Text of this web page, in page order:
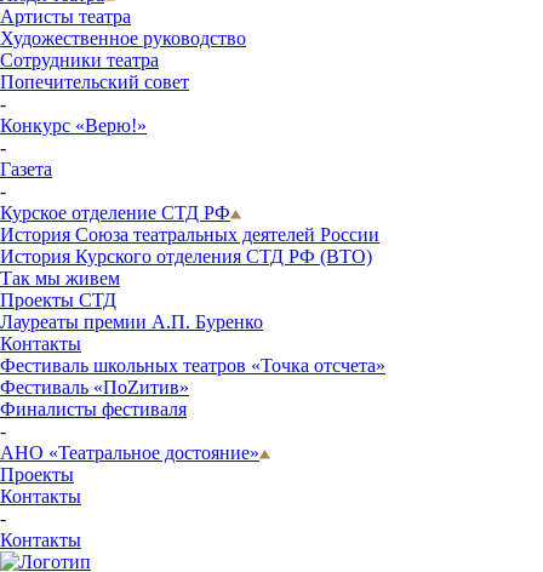
Артисты театра
Художественное руководство
Сотрудники театра
Попечительский совет
-
Конкурс «Верю!»
-
Газета
-
Курское отделение СТД РФ
История Союза театральных деятелей России
История Курского отделения СТД РФ (ВТО)
Так мы живем
Проекты СТД
Лауреаты премии А.П. Буренко
Контакты
Фестиваль школьных театров «Точка отсчета»
Фестиваль «ПоZитив»
Финалисты фестиваля
-
АНО «Театральное достояние»
Проекты
Контакты
-
Контакты